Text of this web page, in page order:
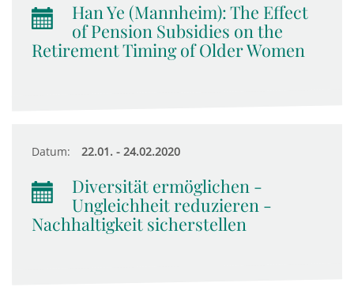
Han Ye (Mannheim): The Effect
of Pension Subsidies on the
Retirement Timing of Older Women
Datum: 22.01. - 24.02.2020
Diversität ermöglichen -
Ungleichheit reduzieren -
Nachhaltigkeit sicherstellen